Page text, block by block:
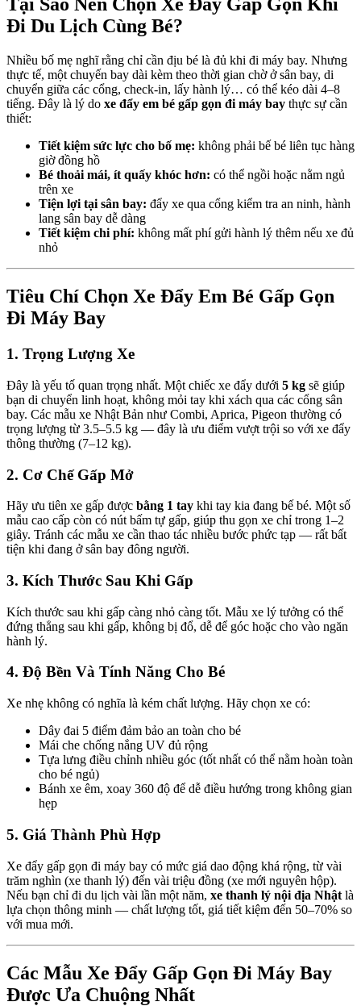
Tại Sao Nên Chọn Xe Đẩy Gấp Gọn Khi
Đi Du Lịch Cùng Bé?
Nhiều bố mẹ nghĩ rằng chỉ cần địu bé là đủ khi đi máy bay. Nhưng
thực tế, một chuyến bay dài kèm theo thời gian chờ ở sân bay, di
chuyển giữa các cổng, check-in, lấy hành lý… có thể kéo dài 4–8
tiếng. Đây là lý do xe đẩy em bé gấp gọn đi máy bay thực sự cần
thiết:
Tiết kiệm sức lực cho bố mẹ: không phải bế bé liên tục hàng
giờ đồng hồ
Bé thoải mái, ít quấy khóc hơn: có thể ngồi hoặc nằm ngủ
trên xe
Tiện lợi tại sân bay: đẩy xe qua cổng kiểm tra an ninh, hành
lang sân bay dễ dàng
Tiết kiệm chi phí: không mất phí gửi hành lý thêm nếu xe đủ
nhỏ
Tiêu Chí Chọn Xe Đẩy Em Bé Gấp Gọn
Đi Máy Bay
1. Trọng Lượng Xe
Đây là yếu tố quan trọng nhất. Một chiếc xe đẩy dưới 5 kg sẽ giúp
bạn di chuyển linh hoạt, không mỏi tay khi xách qua các cổng sân
bay. Các mẫu xe Nhật Bản như Combi, Aprica, Pigeon thường có
trọng lượng từ 3.5–5.5 kg — đây là ưu điểm vượt trội so với xe đẩy
thông thường (7–12 kg).
2. Cơ Chế Gấp Mở
Hãy ưu tiên xe gấp được bằng 1 tay khi tay kia đang bế bé. Một số
mẫu cao cấp còn có nút bấm tự gấp, giúp thu gọn xe chỉ trong 1–2
giây. Tránh các mẫu xe cần thao tác nhiều bước phức tạp — rất bất
tiện khi đang ở sân bay đông người.
3. Kích Thước Sau Khi Gấp
Kích thước sau khi gấp càng nhỏ càng tốt. Mẫu xe lý tưởng có thể
đứng thẳng sau khi gấp, không bị đổ, dễ để góc hoặc cho vào ngăn
hành lý.
4. Độ Bền Và Tính Năng Cho Bé
Xe nhẹ không có nghĩa là kém chất lượng. Hãy chọn xe có:
Dây đai 5 điểm đảm bảo an toàn cho bé
Mái che chống nắng UV đủ rộng
Tựa lưng điều chỉnh nhiều góc (tốt nhất có thể nằm hoàn toàn
cho bé ngủ)
Bánh xe êm, xoay 360 độ để dễ điều hướng trong không gian
hẹp
5. Giá Thành Phù Hợp
Xe đẩy gấp gọn đi máy bay có mức giá dao động khá rộng, từ vài
trăm nghìn (xe thanh lý) đến vài triệu đồng (xe mới nguyên hộp).
Nếu bạn chỉ đi du lịch vài lần một năm, xe thanh lý nội địa Nhật là
lựa chọn thông minh — chất lượng tốt, giá tiết kiệm đến 50–70% so
với mua mới.
Các Mẫu Xe Đẩy Gấp Gọn Đi Máy Bay
Được Ưa Chuộng Nhất